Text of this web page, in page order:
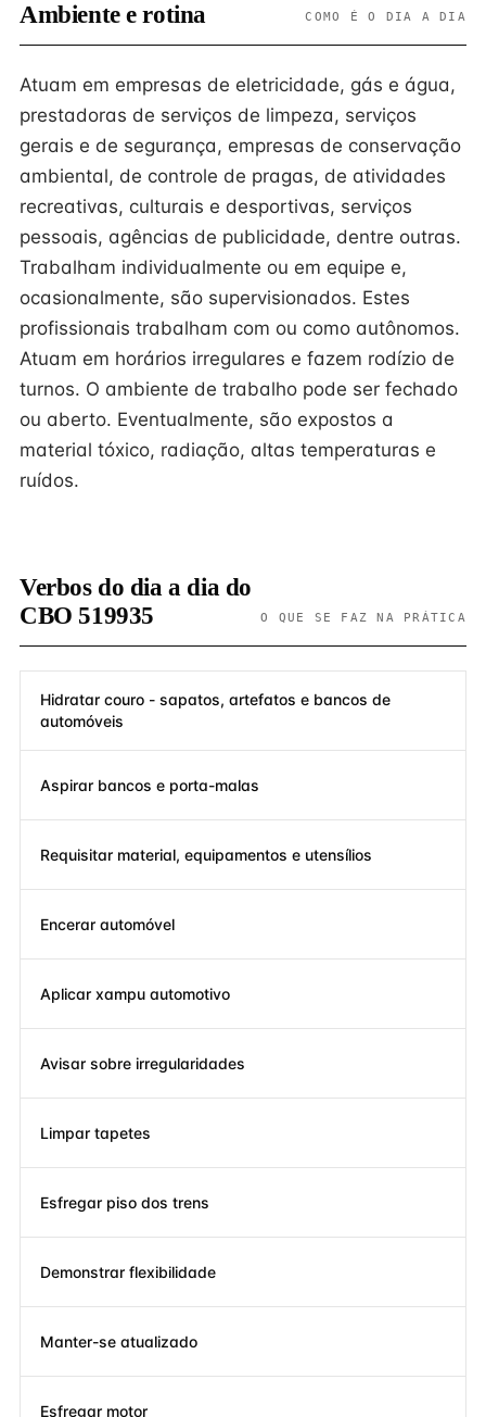
Ambiente e rotina COMO É O DIA A DIA
Atuam em empresas de eletricidade, gás e água,
prestadoras de serviços de limpeza, serviços
gerais e de segurança, empresas de conservação
ambiental, de controle de pragas, de atividades
recreativas, culturais e desportivas, serviços
pessoais, agências de publicidade, dentre outras.
Trabalham individualmente ou em equipe e,
ocasionalmente, são supervisionados. Estes
profissionais trabalham com ou como autônomos.
Atuam em horários irregulares e fazem rodízio de
turnos. O ambiente de trabalho pode ser fechado
ou aberto. Eventualmente, são expostos a
material tóxico, radiação, altas temperaturas e
ruídos.
Verbos do dia a dia do
CBO 519935
O QUE SE FAZ NA PRÁTICA
Hidratar couro - sapatos, artefatos e bancos de
automóveis
Aspirar bancos e porta-malas
Requisitar material, equipamentos e utensílios
Encerar automóvel
Aplicar xampu automotivo
Avisar sobre irregularidades
Limpar tapetes
Esfregar piso dos trens
Demonstrar flexibilidade
Manter-se atualizado
Esfregar motor